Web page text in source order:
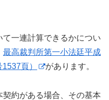
一連計算できるかについ
最高裁判所第一小法廷平成
頁）
があります。
約がある場合、その基本